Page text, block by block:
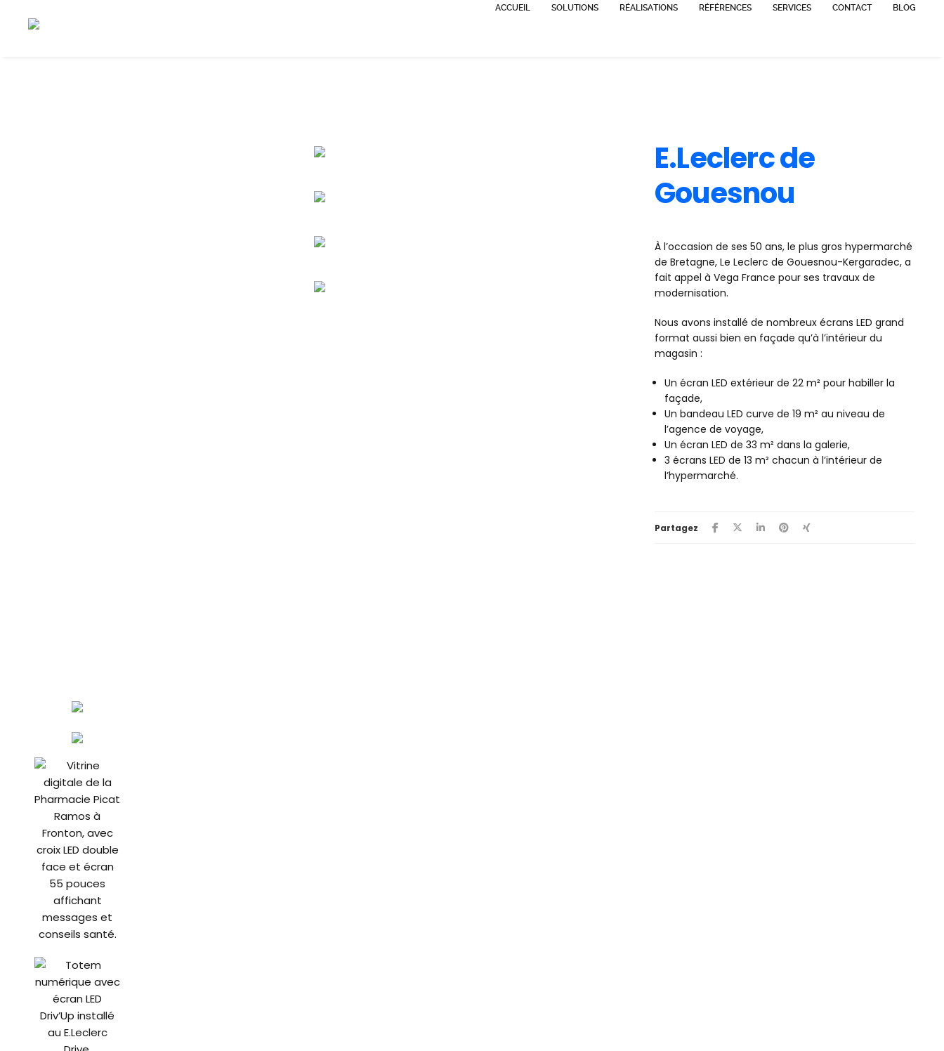
ACCUEIL SOLUTIONS RÉALISATIONS RÉFÉRENCES SERVICES CONTACT BLOG
E.Leclerc de
Gouesnou
À l’occasion de ses 50 ans, le plus gros hypermarché
de Bretagne, Le Leclerc de Gouesnou-Kergaradec, a
fait appel à Vega France pour ses travaux de
modernisation.
Nous avons installé de nombreux écrans LED grand
format aussi bien en façade qu’à l’intérieur du
magasin :
Un écran LED extérieur de 22 m² pour habiller la
façade,
Un bandeau LED curve de 19 m² au niveau de
l’agence de voyage,
Un écran LED de 33 m² dans la galerie,
3 écrans LED de 13 m² chacun à l’intérieur de
l’hypermarché.
Partagez